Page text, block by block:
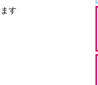
す